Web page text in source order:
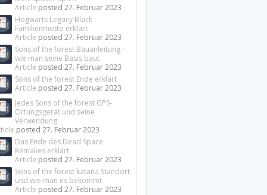
Article posted27. Februar 2023
Hogwarts Legacy Black
Familienmotto erklärt
Article posted27. Februar 2023
Sons of the forest Bauanleitung -
wie man seine Basis baut
Article posted27. Februar 2023
Sons of the forest Ende erklärt
Article posted27. Februar 2023
Jedes Sons of the forest GPS-
Ortungsgerät und seine
Verwendung
posted27. Februar 2023
Das Ende des Dead Space
Remakes erklärt
Article posted27. Februar 2023
Sons of the forest katana Standort
und wie man es bekommt
Article posted27. Februar 2023